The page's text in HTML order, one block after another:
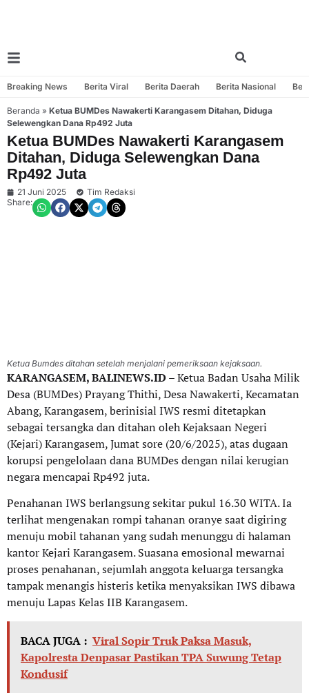
Breaking News Berita Viral Berita Daerah Berita Nasional
Beranda » Ketua BUMDes Nawakerti Karangasem Ditahan, Diduga
Selewengkan Dana Rp492 Juta
Ketua BUMDes Nawakerti Karangasem
Ditahan, Diduga Selewengkan Dana
Rp492 Juta
21 Juni 2025
Tim Redaksi
Share:
Ketua Bumdes ditahan setelah menjalani pemeriksaan kejaksaan.
KARANGASEM, BALINEWS.ID– Ketua Badan Usaha Milik
Desa (BUMDes) Prayang Thithi, Desa Nawakerti, Kecamatan
Abang, Karangasem, berinisial IWS resmi ditetapkan
sebagai tersangka dan ditahan oleh Kejaksaan Negeri
(Kejari) Karangasem, Jumat sore (20/6/2025), atas dugaan
korupsi pengelolaan dana BUMDes dengan nilai kerugian
negara mencapai Rp492 juta.
Penahanan IWS berlangsung sekitar pukul 16.30 WITA. Ia
terlihat mengenakan rompi tahanan oranye saat digiring
menuju mobil tahanan yang sudah menunggu di halaman
kantor Kejari Karangasem. Suasana emosional mewarnai
proses penahanan, sejumlah anggota keluarga tersangka
tampak menangis histeris ketika menyaksikan IWS dibawa
menuju Lapas Kelas IIB Karangasem.
BACA JUGA : Viral Sopir Truk Paksa Masuk,
Kapolresta Denpasar Pastikan TPA Suwung Tetap
Kondusif